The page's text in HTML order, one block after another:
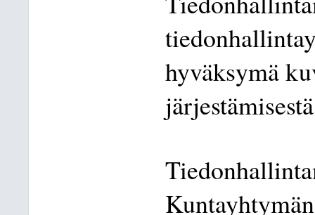
hyväksymä